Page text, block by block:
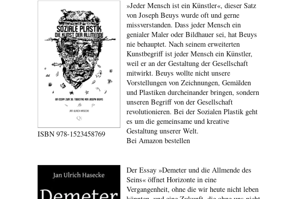
ISBN978-1523458769
»Jeder Mensch ist ein Künstler«, dieser Satz
von Joseph Beuys wurde oft und gerne
missverstanden. Dass jeder Mensch ein
genialer Maler oder Bildhauer sei, hat Beuys
nie behauptet. Nach seinem erweiterten
Kunstbegriff ist jeder Mensch ein Künstler,
weil er an der Gestaltung der Gesellschaft
mitwirkt. Beuys wollte nicht unsere
Vorstellungen von Zeichnungen, Gemälden
und Plastiken durcheinander bringen, sondern
unseren Begriff von der Gesellschaft
revolutionieren. Bei der Sozialen Plastik geht
es um die gemeinsame und kreative
Gestaltung unserer Welt.
Bei Amazon bestellen
Der Essay »Demeter und die Allmende des
Seins« öffnet Horizonte in eine
Vergangenheit, ohne die wir heute nicht leben